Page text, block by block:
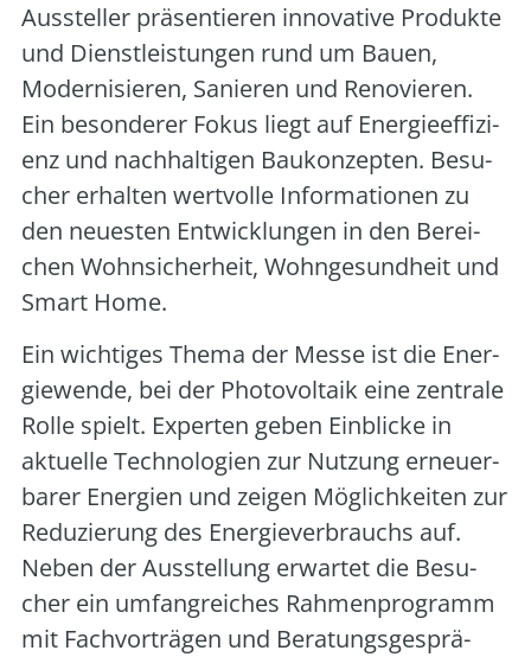
Aus­stel­ler prä­sen­tie­ren inno­va­ti­ve Pro­duk­te
und Dienst­leis­tun­gen rund um Bau­en,
Moder­ni­sie­ren, Sanie­ren und Reno­vie­ren.
Ein beson­de­rer Fokus liegt auf Ener­gie­ef­fi­zi­
enz und nach­hal­ti­gen Bau­kon­zep­ten. Besu­
cher erhal­ten wert­vol­le Infor­ma­tio­nen zu
den neu­es­ten Ent­wick­lun­gen in den Berei­
chen Wohn­si­cher­heit, Wohn­ge­sund­heit und
Smart Home.
Ein wich­ti­ges The­ma der Mes­se ist die Ener­
gie­wen­de, bei der Pho­to­vol­ta­ik eine zen­tra­le
Rol­le spielt. Exper­ten geben Ein­bli­cke in
aktu­el­le Tech­no­lo­gien zur Nut­zung erneu­er­
ba­rer Ener­gien und zei­gen Mög­lich­kei­ten zur
Redu­zie­rung des Ener­gie­ver­brauchs auf.
Neben der Aus­stel­lung erwar­tet die Besu­
cher ein umfang­rei­ches Rah­men­pro­gramm
mit Fach­vor­trä­gen und Bera­tungs­ge­sprä­